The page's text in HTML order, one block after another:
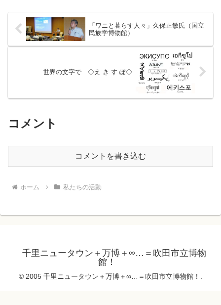
「ワニと暮らす人々」久保正敏氏（国立
民族学博物館）
世界の文字で ◇え き す ぽ◇
コメント
コメントを書き込む
ホーム 私たちの活動
千里ニュータウン＋万博＋∞…＝吹田市立博物
館！
© 2005 千里ニュータウン＋万博＋∞…＝吹田市立博物館！.